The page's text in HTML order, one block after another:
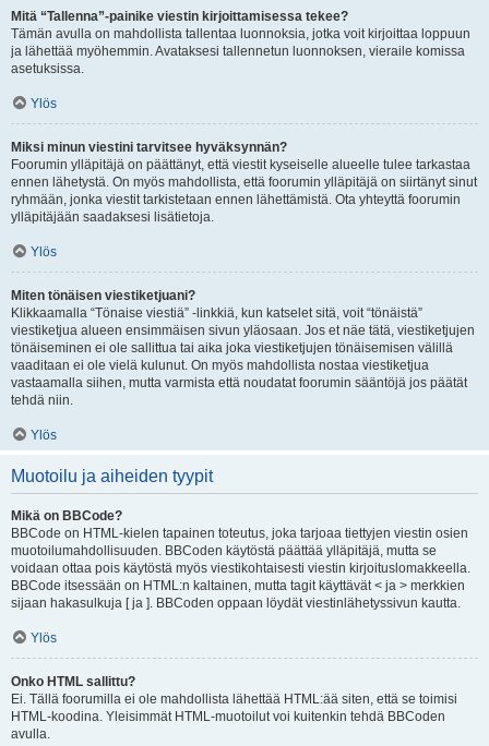
Mitä “Tallenna”-painike viestin kirjoittamisessa tekee?
Tämän avulla on mahdollista tallentaa luonnoksia, jotka voit kirjoittaa loppuun
ja lähettää myöhemmin. Avataksesi tallennetun luonnoksen, vieraile komissa
asetuksissa.
Ylös
Miksi minun viestini tarvitsee hyväksynnän?
Foorumin ylläpitäjä on päättänyt, että viestit kyseiselle alueelle tulee tarkastaa
ennen lähetystä. On myös mahdollista, että foorumin ylläpitäjä on siirtänyt sinut
ryhmään, jonka viestit tarkistetaan ennen lähettämistä. Ota yhteyttä foorumin
ylläpitäjään saadaksesi lisätietoja.
Ylös
Miten tönäisen viestiketjuani?
Klikkaamalla “Tönaise viestiä” -linkkiä, kun katselet sitä, voit “tönäistä”
viestiketjua alueen ensimmäisen sivun yläosaan. Jos et näe tätä, viestiketjujen
tönäiseminen ei ole sallittua tai aika joka viestiketjujen tönäisemisen välillä
vaaditaan ei ole vielä kulunut. On myös mahdollista nostaa viestiketjua
vastaamalla siihen, mutta varmista että noudatat foorumin sääntöjä jos päätät
tehdä niin.
Ylös
Muotoilu ja aiheiden tyypit
Mikä on BBCode?
BBCode on HTML-kielen tapainen toteutus, joka tarjoaa tiettyjen viestin osien
muotoilumahdollisuuden. BBCoden käytöstä päättää ylläpitäjä, mutta se
voidaan ottaa pois käytöstä myös viestikohtaisesti viestin kirjoituslomakkeella.
BBCode itsessään on HTML:n kaltainen, mutta tagit käyttävät < ja > merkkien
sijaan hakasulkuja [ ja ]. BBCoden oppaan löydät viestinlähetyssivun kautta.
Ylös
Onko HTML sallittu?
Ei. Tällä foorumilla ei ole mahdollista lähettää HTML:ää siten, että se toimisi
HTML-koodina. Yleisimmät HTML-muotoilut voi kuitenkin tehdä BBCoden
avulla.